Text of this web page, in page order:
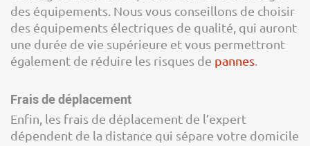
des équipements. Nous vous conseillons de choisir
des équipements électriques de qualité, qui auront
une durée de vie supérieure et vous permettront
également de réduire les risques de pannes
Frais de déplacement
Enfin, les frais de déplacement de l’expert
dépendent de la distance qui sépare votre domicile